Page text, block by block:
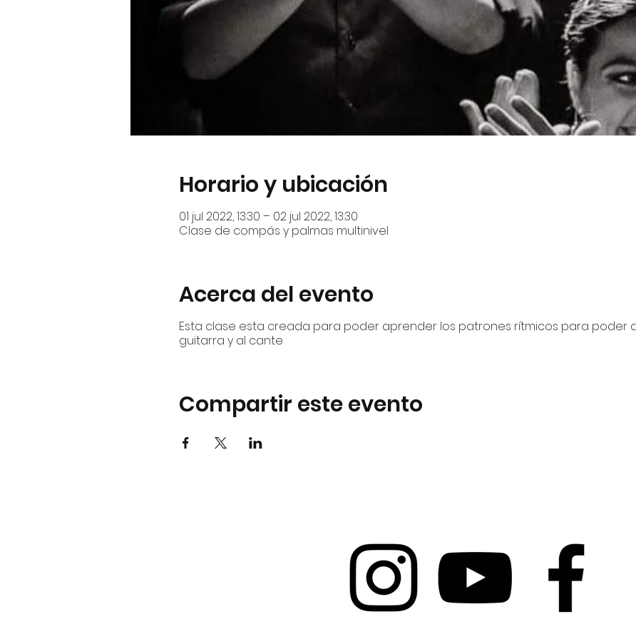
Horario y ubicación
01 jul 2022, 13:30 – 02 jul 2022, 13:30
Clase de compás y palmas multinivel
Acerca del evento
Esta clase esta creada para poder aprender los patrones rítmicos para poder
guitarra y al cante
Compartir este evento